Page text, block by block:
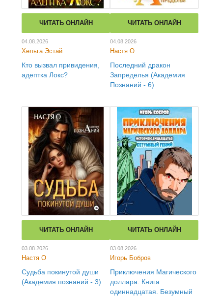
ЧИТАТЬ ОНЛАЙН
04.08.2026
Хельга Эстай
Кто вызвал привидения,
адептка Локс?
ЧИТАТЬ ОНЛАЙН
04.08.2026
Настя О
Последний дракон
Запределья (Академия
Познаний - 6)
ЧИТАТЬ ОНЛАЙН
03.08.2026
Настя О
Судьба покинутой души
(Академия познаний - 3)
ЧИТАТЬ ОНЛАЙН
03.08.2026
Игорь Бобров
Приключения Магического
доллара. Книга
одиннадцатая. Безумный